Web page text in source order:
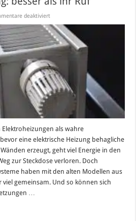
deaktiviertfür
Elektroheizung:
besser
als
ihr
Elektroheizungen als wahre
eine elektrische Heizung behagliche
erzeugt, geht viel Energie in den
zur Steckdose verloren. Doch
haben mit den alten Modellen aus
gemeinsam. Und so können sich
…